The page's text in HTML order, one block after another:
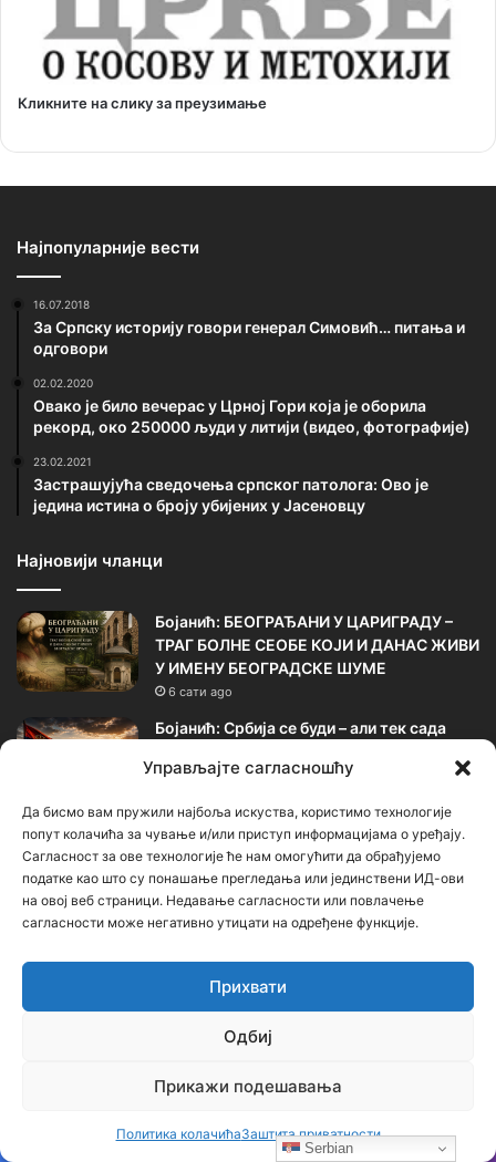
Управљајте сагласношћу
Да бисмо вам пружили најбоља искуства, користимо технологије
попут колачића за чување и/или приступ информацијама о уређају.
Сагласност за ове технологије ће нам омогућити да обрађујемо
податке као што су понашање прегледања или јединствени ИД-ови
на овој веб страници. Недавање сагласности или повлачење
сагласности може негативно утицати на одређене функције.
Прихвати
Одбиј
Прикажи подешавања
Политика колачићаЗаштита приватности
Кликните на слику за преузимање
Најпопуларније вести
16.07.2018
За Српску историју говори генерал Симовић… питања и
одговори
02.02.2020
Овако је било вечерас у Црној Гори која је оборила
рекорд, око 250000 људи у литији (видео, фотографије)
23.02.2021
Застрашујућа сведочења српског патолога: Ово је
једина истина о броју убијених у Јасеновцу
Најновији чланци
Бојанић: БЕОГРАЂАНИ У ЦАРИГРАДУ –
ТРАГ БОЛНЕ СЕОБЕ КОЈИ И ДАНАС ЖИВИ
У ИМЕНУ БЕОГРАДСКЕ ШУМЕ
6 сати ago
Бојанић: Србија се буди – али тек сада
1 дан ago
Бојанић: ОЛУЈА… Битка за истину води се
и бројкама
август 2026.
Ч
4 5 6 7 8
9
Serbian